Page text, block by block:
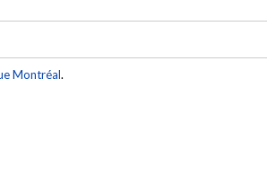
Montréal.